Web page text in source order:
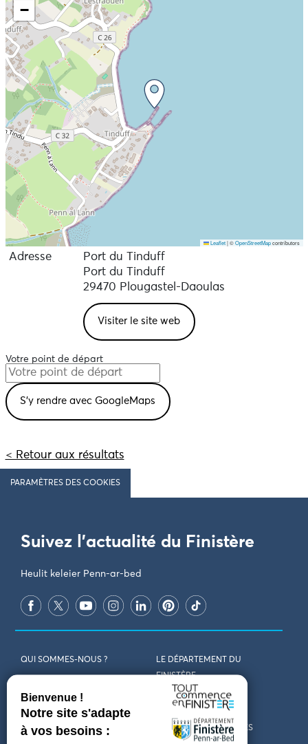
−
Leaflet |©OpenStreetMapcontributors
Adresse
Port du Tinduff
Port du Tinduff
29470 Plougastel-Daoulas
Visiter le site web
Votre point de départ
< Retour aux résultats
PARAMÈTRES DES COOKIES
Suivez l'actualité du Finistère
Heulit keleier Penn-ar-bed
QUI SOMMES-NOUS ?
LE DÉPARTEMENT DU
FINISTÈRE
REJOIGNEZ-NOUS VENIR EN FINISTÈRE
CONTACT CARTES ET BROCHURES